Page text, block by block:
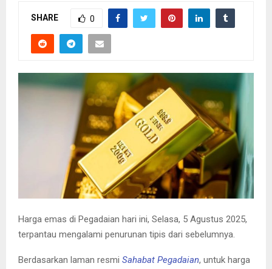
M
SHARE 0
Harga emas di Pegadaian hari ini, Selasa, 5 Agustus 2025,
terpantau mengalami penurunan tipis dari sebelumnya.
Berdasarkan laman resmi Sahabat Pegadaian, untuk harga